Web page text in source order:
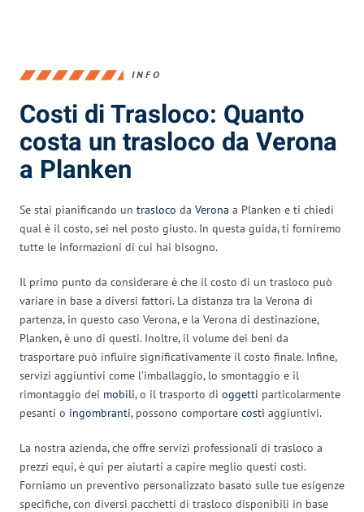
INFO
Costi di Trasloco: Quanto
costa un trasloco da Verona
a Planken
Se stai pianificando un trasloco da Verona a Planken e ti chiedi
qual è il costo, sei nel posto giusto. In questa guida, ti forniremo
tutte le informazioni di cui hai bisogno.
Il primo punto da considerare è che il costo di un trasloco può
variare in base a diversi fattori. La distanza tra la Verona di
partenza, in questo caso Verona, e la Verona di destinazione,
Planken, è uno di questi. Inoltre, il volume dei beni da
trasportare può influire significativamente il costo finale. Infine,
servizi aggiuntivi come l’imballaggio, lo smontaggio e il
rimontaggio dei mobili, o il trasporto di oggetti particolarmente
pesanti o ingombranti, possono comportare costi aggiuntivi.
La nostra azienda, che offre servizi professionali di trasloco a
prezzi equi, è qui per aiutarti a capire meglio questi costi.
Forniamo un preventivo personalizzato basato sulle tue esigenze
specifiche, con diversi pacchetti di trasloco disponibili in base